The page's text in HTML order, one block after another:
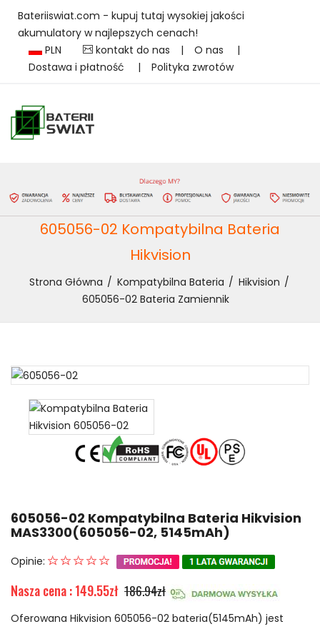
Bateriiswiat.com - kupuj tutaj wysokiej jakości
akumulatory w najlepszych cenach!
PLN
kontakt do nas | O nas
|
Dostawa i płatność
| Polityka zwrotów
605056-02 Kompatybilna Bateria
Hikvision
Strona Główna Kompatybilna Bateria
Hikvision
605056-02 Bateria Zamiennik
605056-02 Kompatybilna Bateria Hikvision
MAS3300(605056-02, 5145mAh)
Opinie:
Nasza cena : 149.55zł 186.94zł
Oferowana Hikvision 605056-02 bateria(5145mAh) jest